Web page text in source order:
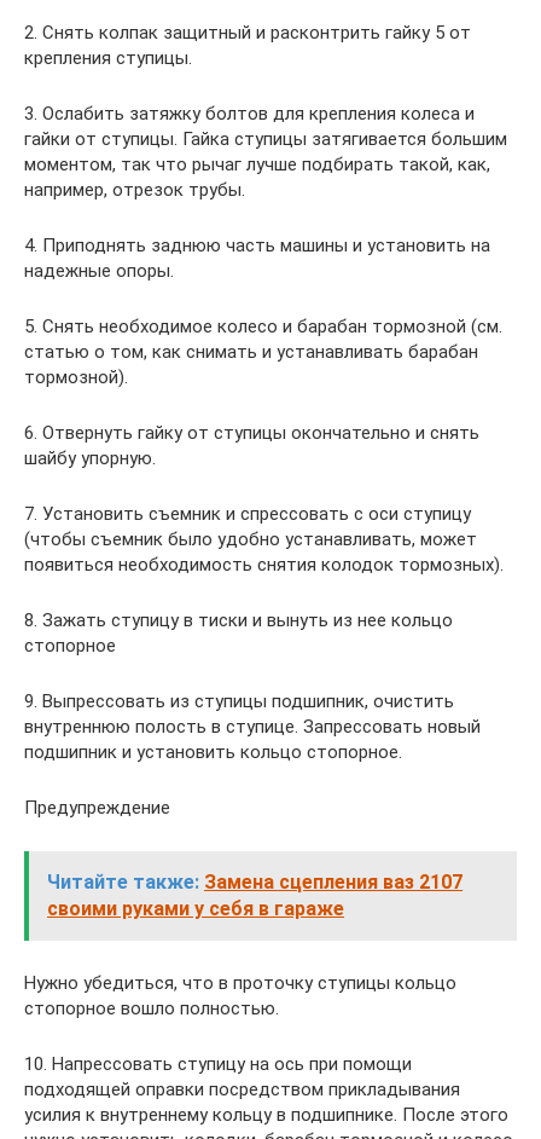
2. Снять колпак защитный и расконтрить гайку 5 от
крепления ступицы.
3. Ослабить затяжку болтов для крепления колеса и
гайки от ступицы. Гайка ступицы затягивается большим
моментом, так что рычаг лучше подбирать такой, как,
например, отрезок трубы.
4. Приподнять заднюю часть машины и установить на
надежные опоры.
5. Снять необходимое колесо и барабан тормозной (см.
статью о том, как снимать и устанавливать барабан
тормозной).
6. Отвернуть гайку от ступицы окончательно и снять
шайбу упорную.
7. Установить съемник и спрессовать с оси ступицу
(чтобы съемник было удобно устанавливать, может
появиться необходимость снятия колодок тормозных).
8. Зажать ступицу в тиски и вынуть из нее кольцо
стопорное
9. Выпрессовать из ступицы подшипник, очистить
внутреннюю полость в ступице. Запрессовать новый
подшипник и установить кольцо стопорное.
Предупреждение
Читайте также: Замена сцепления ваз 2107
своими руками у себя в гараже
Нужно убедиться, что в проточку ступицы кольцо
стопорное вошло полностью.
10. Напрессовать ступицу на ось при помощи
подходящей оправки посредством прикладывания
усилия к внутреннему кольцу в подшипнике. После этого